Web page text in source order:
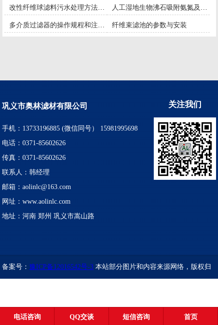
改性纤维球滤料污水处理方法填料区别 人工湿地生物沸石吸附氨氮及再生研究
纤维束滤池的参数与安装
巩义市奥林滤材有限公司
手机：13733196885 (微信同号） 15981995698
电话：0371-85602626
传真：0371-85602626
联系人：韩经理
邮箱：aolinlc@163.com
网址：www.aolinlc.com
地址：河南 郑州 巩义市嵩山路
关注我们
备案号：豫ICP备12016542号-3 本站部分图片和内容来源网络，版权归
们将立即删除！！
电话咨询 QQ交谈 短信咨询 首页